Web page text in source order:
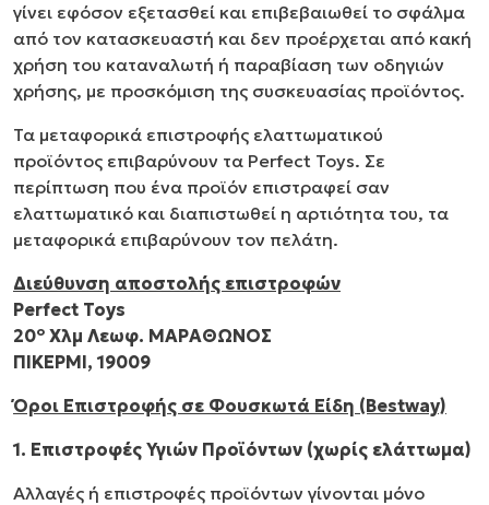
γίνει εφόσον εξετασθεί και επιβεβαιωθεί το σφάλμα
από τον κατασκευαστή και δεν προέρχεται από κακή
χρήση του καταναλωτή ή παραβίαση των οδηγιών
χρήσης, με προσκόμιση της συσκευασίας προϊόντος.
Τα μεταφορικά επιστροφής ελαττωματικού
προϊόντος επιβαρύνουν τα Perfect Toys. Σε
περίπτωση που ένα προϊόν επιστραφεί σαν
ελαττωματικό και διαπιστωθεί η αρτιότητα του, τα
μεταφορικά επιβαρύνουν τον πελάτη.
Διεύθυνση αποστολής επιστροφών
Perfect Toys
20ο Χλμ Λεωφ. ΜΑΡΑΘΩΝΟΣ
ΠΙΚΕΡΜΙ, 19009
Όροι Επιστροφής σε Φουσκωτά Είδη (Bestway)
1. Επιστροφές Υγιών Προϊόντων (χωρίς ελάττωμα)
Αλλαγές ή επιστροφές προϊόντων γίνονται μόνο